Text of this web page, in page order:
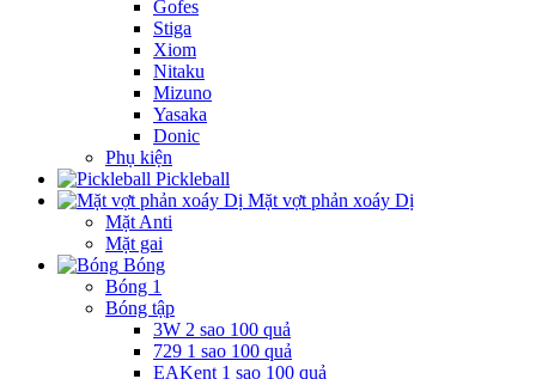
Gofes
Stiga
Xiom
Nitaku
Mizuno
Yasaka
Donic
Phụ kiện
Pickleball
Mặt vợt phản xoáy Dị
Mặt Anti
Mặt gai
Bóng
Bóng 1
Bóng tập
3W 2 sao 100 quả
729 1 sao 100 quả
EAKent 1 sao 100 quả